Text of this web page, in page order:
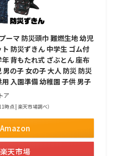
ーマ 防災頭巾 難燃生地 幼児
防災ずきん 中学生 ゴム付
背もたれ式 ざぶとん 座布
男の子 女の子 大人 防災 防災
入園準備 幼稚園 子供 男子
ア
時点 | 楽天市場調べ）
Amazon
楽天市場